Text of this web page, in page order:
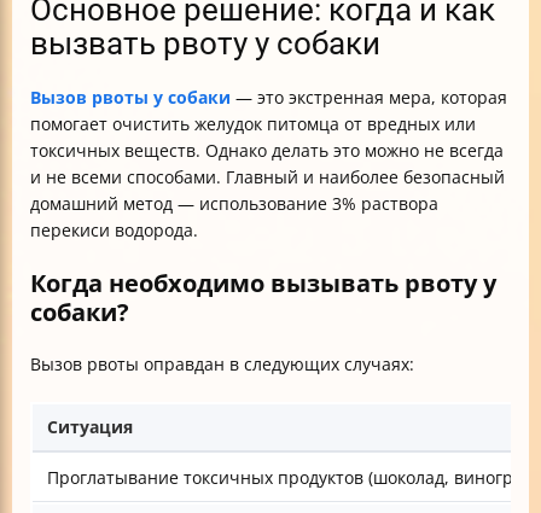
Основное решение: когда и как
вызвать рвоту у собаки
Вызов рвоты у собаки — это экстренная мера, которая
помогает очистить желудок питомца от вредных или
токсичных веществ. Однако делать это можно не всегда
и не всеми способами. Главный и наиболее безопасный
домашний метод — использование 3% раствора
перекиси водорода.
Когда необходимо вызывать рвоту у
собаки?
Вызов рвоты оправдан в следующих случаях:
Ситуация
Проглатывание токсичных продуктов (шоколад,